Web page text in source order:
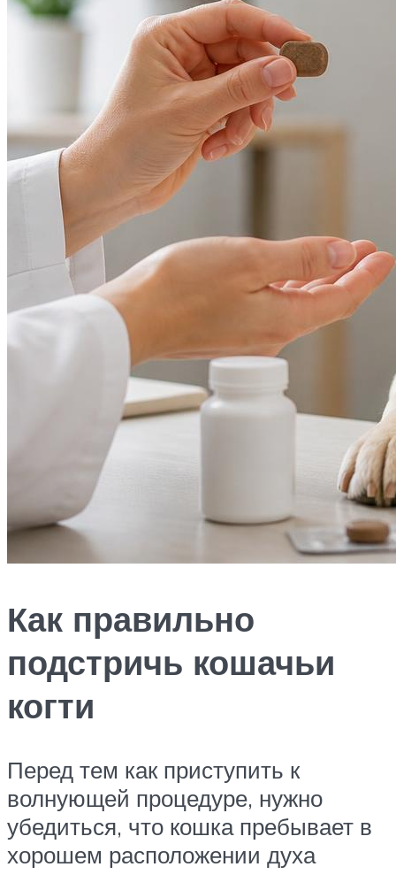
Как правильно
подстричь кошачьи
когти
Перед тем как приступить к
волнующей процедуре, нужно
убедиться, что кошка пребывает в
хорошем расположении духа